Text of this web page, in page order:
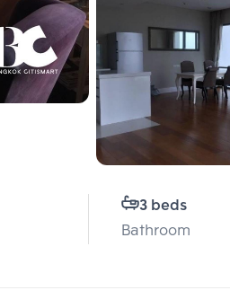
3 beds
Bathroom